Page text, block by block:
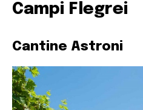
Campi Flegrei
Cantine Astroni